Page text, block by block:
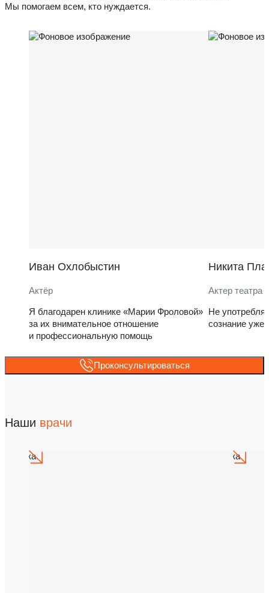
Мы помогаем всем, кто нуждается.
Иван Охлобыстин
Актёр
Я благодарен клинике «Марии Фроловой»
за их внимательное отношение
и профессиональную помощь
Никита
Актер театра
Не
сознание уже
Проконсультироваться
Наши врачи